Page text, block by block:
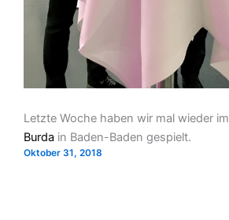
Letzte Woche haben wir mal wieder im
Burda in Baden-Baden gespielt.
Oktober 31, 2018